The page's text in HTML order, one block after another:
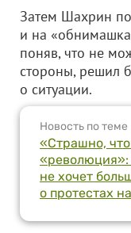
Затем Шахрин
и на
поняв, что не
стороны, решил
о ситуации.
Новость по теме
«Страшно,
не хочет
о протестах